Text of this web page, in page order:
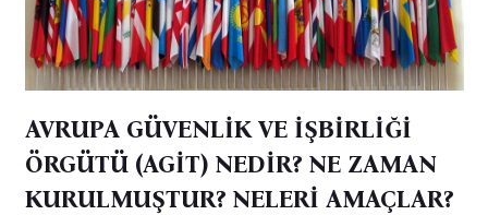
AVRUPA GÜVENLİK VE İŞBİRLİĞİ
ÖRGÜTÜ (AGİT) NEDİR? NE ZAMAN
KURULMUŞTUR? NELERİ AMAÇLAR?